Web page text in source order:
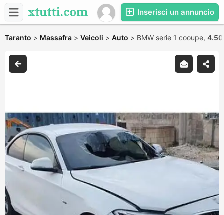
Inserisci un annuncio
Taranto > Massafra > Veicoli > Auto > BMW serie 1 cooupe,